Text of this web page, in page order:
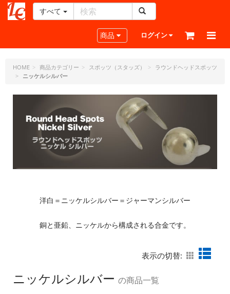
ー
ラ
フ
ト・
ピ
すべて
Toggle navigation
商品 ログイン
HOME 商品カテゴリー スポッツ（スタッズ）
ラウンドヘッドスポッツ
ニッケルシルバー
洋白＝ニッケルシルバー＝ジャーマンシルバー
銅と亜鉛、ニッケルから構成される合金です。
表示の切替:
ニッケルシルバー の商品一覧